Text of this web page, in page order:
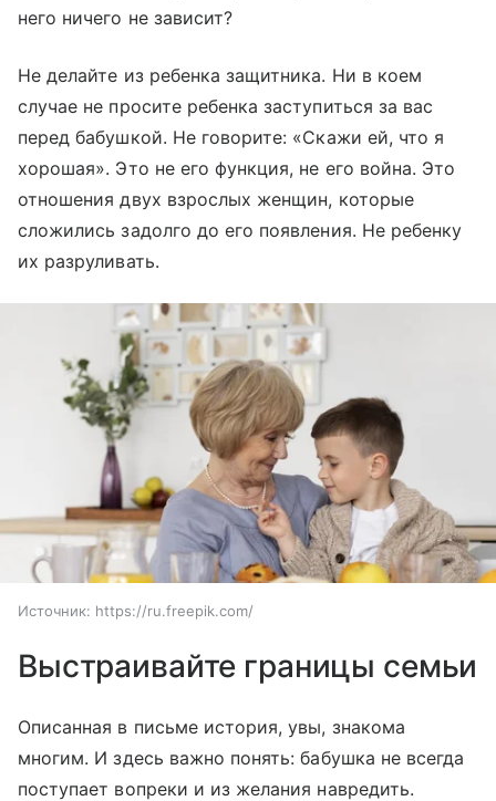
него ничего не зависит?
Не делайте из ребенка защитника. Ни в коем
случае не просите ребенка заступиться за вас
перед бабушкой. Не говорите: «Скажи ей, что я
хорошая». Это не его функция, не его война. Это
отношения двух взрослых женщин, которые
сложились задолго до его появления. Не ребенку
их разруливать.
Источник: https://ru.freepik.com/
Выстраивайте границы семьи
Описанная в письме история, увы, знакома
многим. И здесь важно понять: бабушка не всегда
поступает вопреки и из желания навредить.